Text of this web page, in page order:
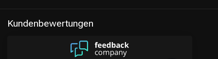
Kundenbewertungen